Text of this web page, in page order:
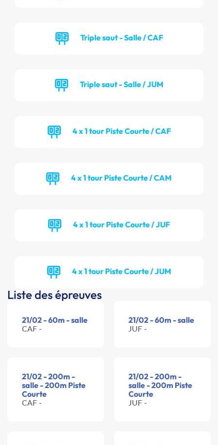
Triple saut - Salle / CAF
Triple saut - Salle / JUM
4 x 1 tour Piste Courte / CAF
4 x 1 tour Piste Courte / CAM
4 x 1 tour Piste Courte / JUF
4 x 1 tour Piste Courte / JUM
Liste des épreuves
21/02 - 60m - salle
CAF -
21/02 - 60m - salle
JUF -
21/02 - 200m -
salle - 200m Piste
Courte
CAF -
21/02 - 200m -
salle - 200m Piste
Courte
JUF -